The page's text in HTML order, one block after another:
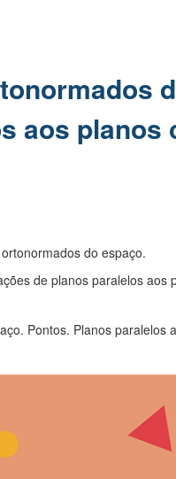
aos planos
do espaço.
de planos paralelos aos
Pontos. Planos paralelos